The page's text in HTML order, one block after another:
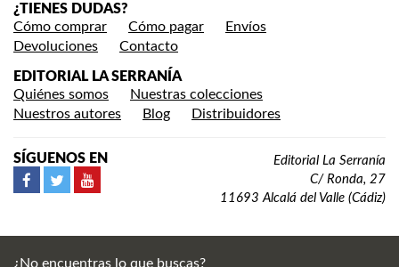
¿TIENES DUDAS?
Cómo comprar
Cómo pagar
Envíos
Devoluciones
Contacto
EDITORIAL LA SERRANÍA
Quiénes somos
Nuestras colecciones
Nuestros autores
Blog Distribuidores
SÍGUENOS EN
Editorial La Serranía
C/ Ronda, 27
11693 Alcalá del Valle (Cádiz)
¿No encuentras lo que buscas?